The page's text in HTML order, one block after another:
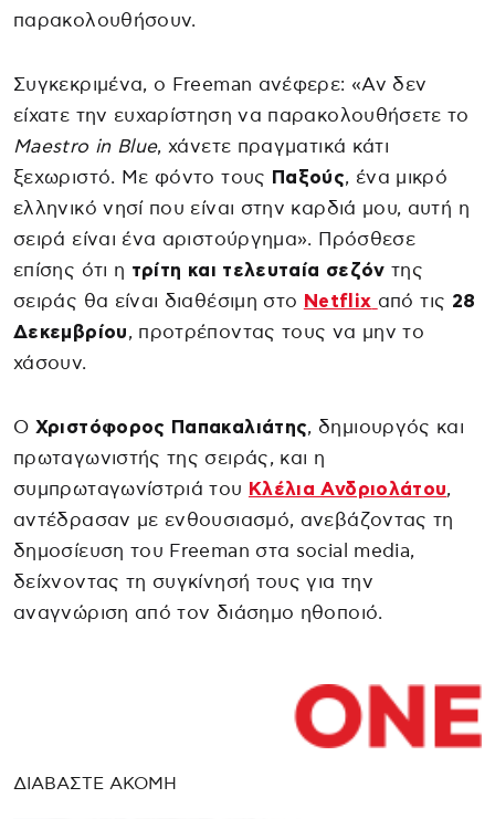
παρακολουθήσουν.
Συγκεκριμένα, ο Freeman ανέφερε: «Αν δεν
είχατε την ευχαρίστηση να παρακολουθήσετε το
Maestro in Blue, χάνετε πραγματικά κάτι
ξεχωριστό. Με φόντο τους Παξούς, ένα μικρό
ελληνικό νησί που είναι στην καρδιά μου, αυτή η
σειρά είναι ένα αριστούργημα». Πρόσθεσε
επίσης ότι η τρίτη και τελευταία σεζόν της
σειράς θα είναι διαθέσιμη στο Netflix από τις 28
Δεκεμβρίου, προτρέποντας τους να μην το
χάσουν.
Ο Χριστόφορος Παπακαλιάτης, δημιουργός και
πρωταγωνιστής της σειράς, και η
συμπρωταγωνίστριά του Κλέλια Ανδριολάτου,
αντέδρασαν με ενθουσιασμό, ανεβάζοντας τη
δημοσίευση του Freeman στα social media,
δείχνοντας τη συγκίνησή τους για την
αναγνώριση από τον διάσημο ηθοποιό.
ΔΙΑΒΑΣΤΕ ΑΚΟΜΗ